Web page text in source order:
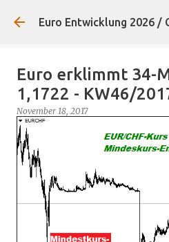
Direkt zum
Euro Entwicklung 2026 /
Euro erklimmt 34-
1,1722 - KW46/
November 18, 2017